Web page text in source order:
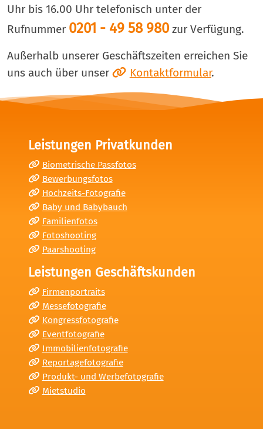
Uhr bis 16.00 Uhr telefonisch unter der
Rufnummer 0201 - 49 58 980 zur Verfügung.
Außerhalb unserer Geschäftszeiten erreichen Sie
uns auch über unser
Kontaktformular.
Leistungen Privatkunden
Biometrische Passfotos
Bewerbungsfotos
Hochzeits-Fotografie
Baby und Babybauch
Familienfotos
Fotoshooting
Paarshooting
Leistungen Geschäftskunden
Firmenportraits
Messefotografie
Kongressfotografie
Eventfotografie
Immobilienfotografie
Reportagefotografie
Produkt- und Werbefotografie
Mietstudio